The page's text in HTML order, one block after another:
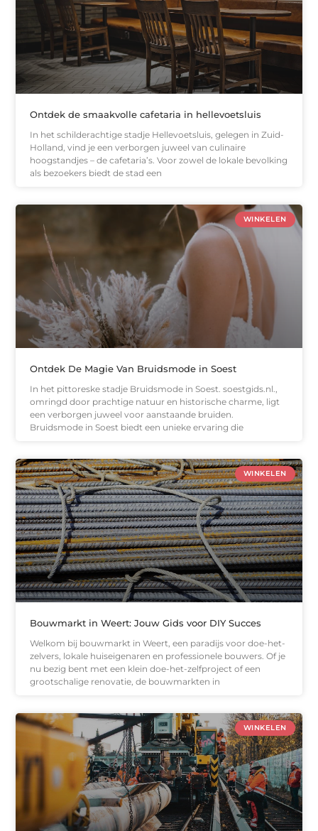
Ontdek de smaakvolle cafetaria in hellevoetsluis
In het schilderachtige stadje Hellevoetsluis, gelegen in Zuid-
Holland, vind je een verborgen juweel van culinaire
hoogstandjes – de cafetaria’s. Voor zowel de lokale bevolking
als bezoekers biedt de stad een
WINKELEN
Ontdek De Magie Van Bruidsmode in Soest
In het pittoreske stadje Bruidsmode in Soest. soestgids.nl.,
omringd door prachtige natuur en historische charme, ligt
een verborgen juweel voor aanstaande bruiden.
Bruidsmode in Soest biedt een unieke ervaring die
WINKELEN
Bouwmarkt in Weert: Jouw Gids voor DIY Succes
Welkom bij bouwmarkt in Weert, een paradijs voor doe-het-
zelvers, lokale huiseigenaren en professionele bouwers. Of je
nu bezig bent met een klein doe-het-zelfproject of een
grootschalige renovatie, de bouwmarkten in
WINKELEN